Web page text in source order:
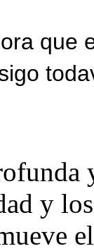
que
y